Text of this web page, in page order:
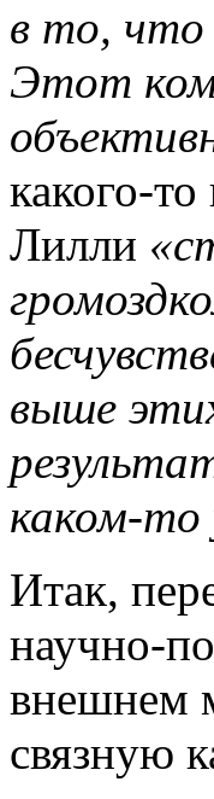
в то, что
Этот
какого-
Лилли
выше
каком-то
Итак,
научно-
внешнем
связную